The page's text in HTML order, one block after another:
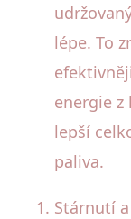
lépe. To
energie z
lepší
paliva.
Stárnutí